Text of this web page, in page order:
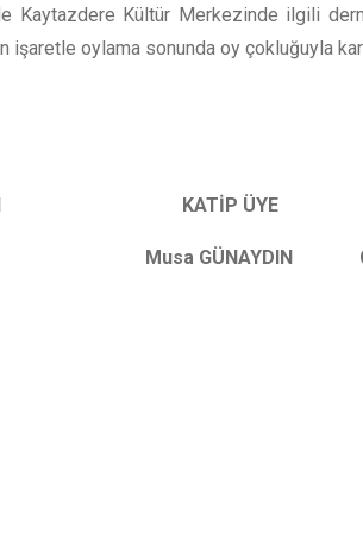
Kaytazdere Kültür Merkezinde ilgili
işaretle oylama sonunda oy çokluğuyla
KATİP ÜYE
Musa GÜNAYDIN Cihan